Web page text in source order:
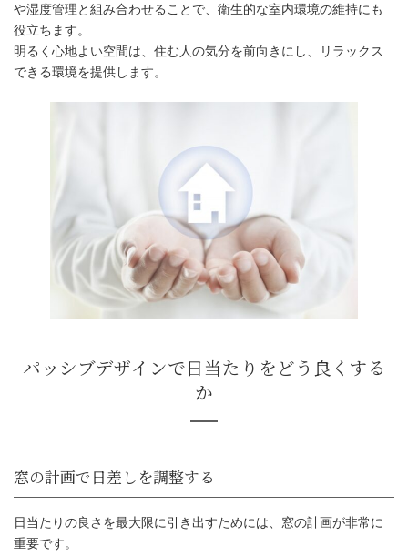
や湿度管理と組み合わせることで、衛生的な室内環境の維持にも
役立ちます。
明るく心地よい空間は、住む人の気分を前向きにし、リラックス
できる環境を提供します。
日当たりの良さを最大限に引き出すためには、窓の計画が非常に
重要です。